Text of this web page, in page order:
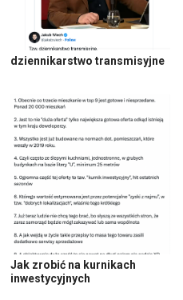
dziennikarstwo transmisyjne
Jak zrobić na kurnikach
inwestycyjnych